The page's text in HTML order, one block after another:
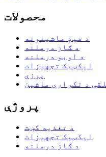
محصولات
د فیډ ماشینونه
د ګاز درملنه
د اوبو درملنه
ایکټیک تجهیزات
پرزې
د تکراري ماشین
پروژې
د تغذیه کښت
ایکټیک تجهیزات
د ګاز درملنه